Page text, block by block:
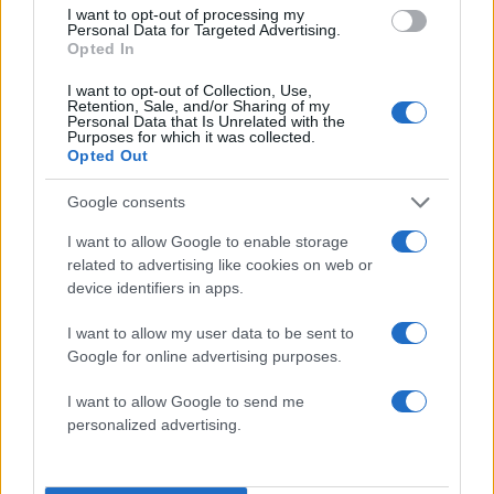
I want to opt-out of processing my
Personal Data for Targeted Advertising.
Opted In
I want to opt-out of Collection, Use,
Retention, Sale, and/or Sharing of my
Personal Data that Is Unrelated with the
Purposes for which it was collected.
Opted Out
Google consents
I want to allow Google to enable storage
related to advertising like cookies on web or
device identifiers in apps.
I want to allow my user data to be sent to
Google for online advertising purposes.
I want to allow Google to send me
personalized advertising.